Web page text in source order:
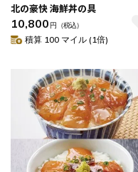
北の豪快 海鮮丼の具
10,800 円 （税込）
積算 100 マイル (1倍)